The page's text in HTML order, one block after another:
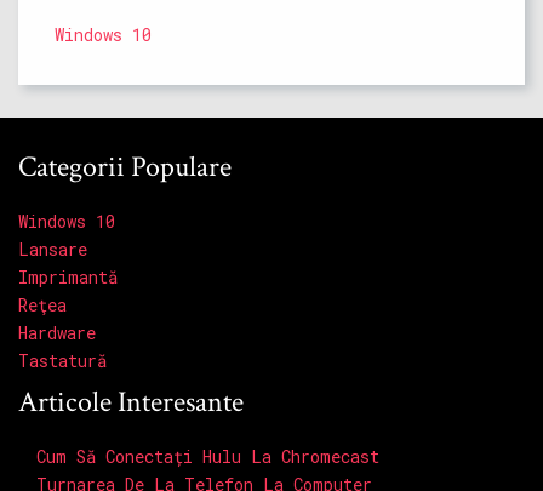
Windows 10
Categorii Populare
Windows 10
Lansare
Imprimantă
Reţea
Hardware
Tastatură
Articole Interesante
Cum Să Conectați Hulu La Chromecast
Turnarea De La Telefon La Computer